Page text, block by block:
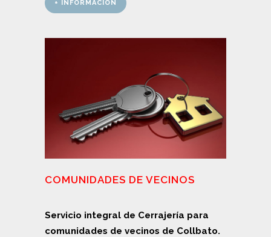
+ INFORMACIÓN
COMUNIDADES DE VECINOS
Servicio integral de Cerrajería para
comunidades de vecinos de Collbato.